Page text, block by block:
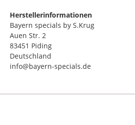
Herstellerinformationen
Bayern specials by S.Krug
Auen Str. 2
83451 Piding
Deutschland
info@bayern-specials.de